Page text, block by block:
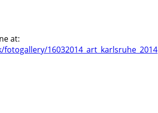
at:
16032014_art_karlsruhe_2014